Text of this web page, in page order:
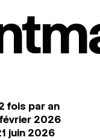
fois par an
février 2026
juin 2026